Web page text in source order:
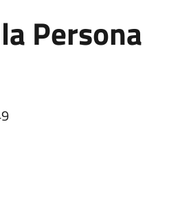
Persona